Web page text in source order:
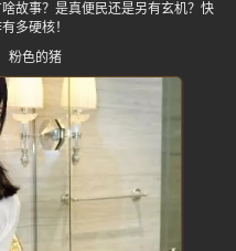
故事？是真便民还是另有玄机？快
多硬核！
粉色的猪